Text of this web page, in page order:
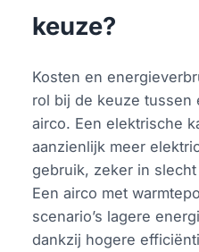
keuze?
Kosten en
rol bij de keuze tussen
airco. Een elektrische
aanzienlijk meer
gebruik, zeker in
Een airco met
scenario’s lagere
dankzij hogere